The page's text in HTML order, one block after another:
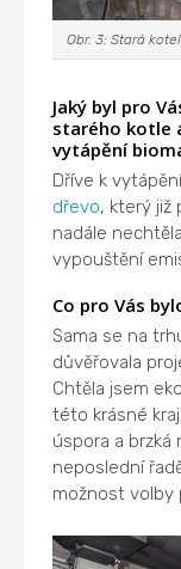
Obr. 3: Stará
Jaký byl pro
starého kotle
vytápění
Dříve k
dřevo, který již
nadále
vypouštění
Co pro Vás
Sama se na
důvěřovala
Chtěla jsem
této krásné
úspora a
neposlední
možnost volby